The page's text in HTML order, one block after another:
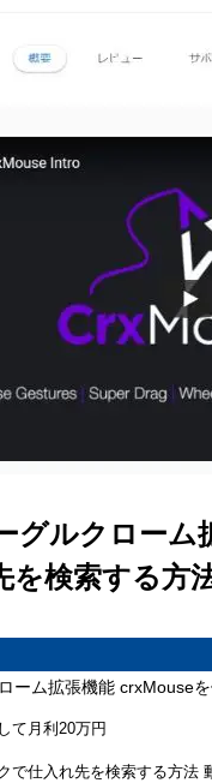
グルクロー
を検索する方
ーム拡張機能 crxMouse
て月利20万円
で仕入れ先を検索する方法